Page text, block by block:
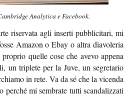
Analytica e Facebook.
riservata agli inserti pubblicitari, mi
Amazon o Ebay o altra diavoleria
quelle cose che avevo appena
un triplete per la Juve, un segretario
in rete. Va da sé che la vicenda
mi sembrate tutti scandalizzati